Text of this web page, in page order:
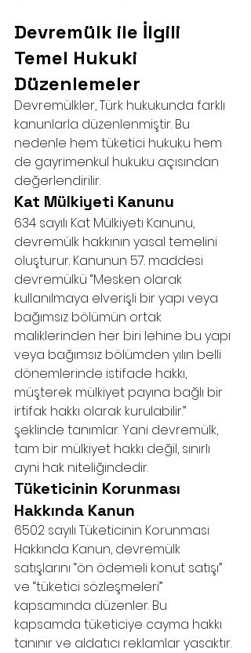
Devremülk ile İlgili
Temel Hukuki
Düzenlemeler
Devremülkler, Türk hukukunda farklı
kanunlarla düzenlenmiştir. Bu
nedenle hem tüketici hukuku hem
de gayrimenkul hukuku açısından
değerlendirilir.
Kat Mülkiyeti Kanunu
634 sayılı Kat Mülkiyeti Kanunu,
devremülk hakkının yasal temelini
oluşturur. Kanunun 57. maddesi
devremülkü “Mesken olarak
kullanılmaya elverişli bir yapı veya
bağımsız bölümün ortak
maliklerinden her biri lehine bu yapı
veya bağımsız bölümden yılın belli
dönemlerinde istifade hakkı,
müşterek mülkiyet payına bağlı bir
irtifak hakkı olarak kurulabilir.”
şeklinde tanımlar. Yani devremülk,
tam bir mülkiyet hakkı değil, sınırlı
ayni hak niteliğindedir.
Tüketicinin Korunması
Hakkında Kanun
6502 sayılı Tüketicinin Korunması
Hakkında Kanun, devremülk
satışlarını “ön ödemeli konut satışı”
ve “tüketici sözleşmeleri”
kapsamında düzenler. Bu
kapsamda tüketiciye cayma hakkı
tanınır ve aldatıcı reklamlar yasaktır.